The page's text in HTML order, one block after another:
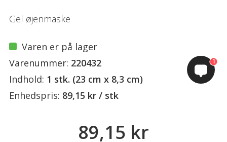
Gel øjenmaske
Varen er på lager
Varenummer: 220432
Indhold: 1 stk. (23 cm x 8,3 cm)
Enhedspris: 89,15 kr / stk
89,15 kr
1